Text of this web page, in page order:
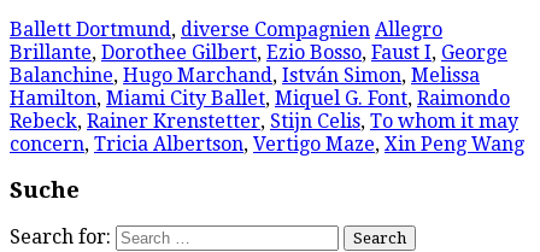
Ballett Dortmund, diverse Compagnien Allegro
Brillante, Dorothee Gilbert, Ezio Bosso, Faust I, George
Balanchine, Hugo Marchand, István Simon, Melissa
Hamilton, Miami City Ballet, Miquel G. Font, Raimondo
Rebeck, Rainer Krenstetter, Stijn Celis, To whom it may
concern, Tricia Albertson, Vertigo Maze, Xin Peng Wang
Suche
Search for: